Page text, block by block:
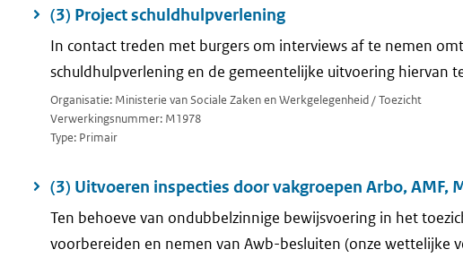
(3) Project schuldhulpverlening
In contact treden met burgers om interviews af te nemen
schuldhulpverlening en de gemeentelijke uitvoering hiervan
Organisatie: Ministerie van Sociale Zaken en Werkgelegenheid / Toezicht
Verwerkingsnummer: M1978
Type: Primair
(3) Uitvoeren inspecties door vakgroepen Arbo, AMF,
Ten behoeve van ondubbelzinnige bewijsvoering in het
voorbereiden en nemen van Awb-besluiten (onze wettelijke